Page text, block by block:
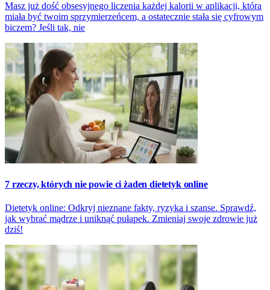
Masz już dość obsesyjnego liczenia każdej kalorii w aplikacji, która
miała być twoim sprzymierzeńcem, a ostatecznie stała się cyfrowym
biczem? Jeśli tak, nie
7 rzeczy, których nie powie ci żaden dietetyk online
Dietetyk online: Odkryj nieznane fakty, ryzyka i szanse. Sprawdź,
jak wybrać mądrze i uniknąć pułapek. Zmieniaj swoje zdrowie już
dziś!